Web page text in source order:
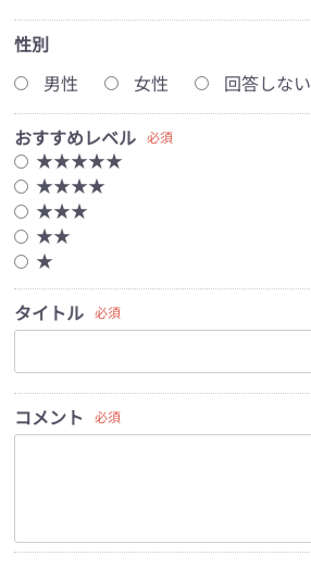
性別
男性
女性 回答しない
おすすめレベル 必須
★★★★★
★★★★
★★★
★★
★
タイトル 必須
コメント 必須